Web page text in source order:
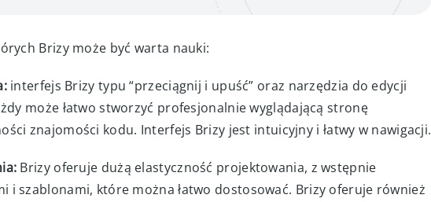
Brizy może być warta nauki:
interfejs Brizy typu “przeciągnij i upuść” oraz narzędzia do edycji
może łatwo stworzyć profesjonalnie wyglądającą stronę
znajomości kodu. Interfejs Brizy jest intuicyjny i łatwy w nawigacji.
Brizy oferuje dużą elastyczność projektowania, z wstępnie
i szablonami, które można łatwo dostosować. Brizy oferuje również